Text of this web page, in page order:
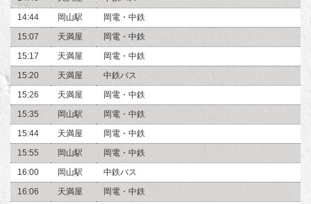
14:44
岡山駅
岡電・中鉄
15:07
天満屋
岡電・中鉄
15:17
天満屋
岡電・中鉄
15:20
天満屋
中鉄バス
15:26
天満屋
岡電・中鉄
15:35
岡山駅
岡電・中鉄
15:44
天満屋
岡電・中鉄
15:55
岡山駅
岡電・中鉄
16:00
岡山駅
中鉄バス
16:06
天満屋
岡電・中鉄